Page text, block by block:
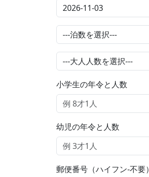
小学生の年令と人数
幼児の年令と人数
郵便番号（ハイフン-不要）